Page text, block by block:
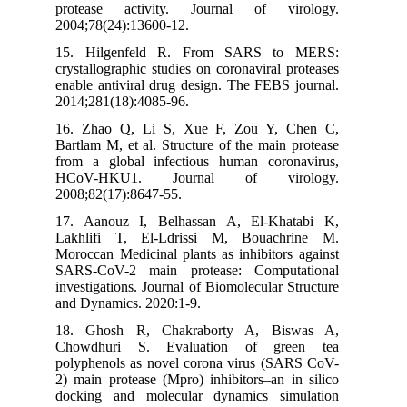
protease activity. Journal of
2004;78(24):13600-12.
15. Hilgenfeld R. From SARS to
crystallographic studies on coronaviral
enable antiviral drug design. The FEBS
2014;281(18):4085-96.
16. Zhao Q, Li S, Xue F, Zou Y,
Bartlam M, et al. Structure of the main
from a global infectious human
HCoV-HKU1. Journal of
2008;82(17):8647-55.
17. Aanouz I, Belhassan A, El-
Lakhlifi T, El-Ldrissi M, Bouachrine
Moroccan Medicinal plants as inhibitors
SARS-CoV-2 main protease:
investigations. Journal of Biomolecular
and Dynamics. 2020:1-9.
18. Ghosh R, Chakraborty A,
Chowdhuri S. Evaluation of green
polyphenols as novel corona virus (SARS
2) main protease (Mpro) inhibitors–an in
docking and molecular dynamics